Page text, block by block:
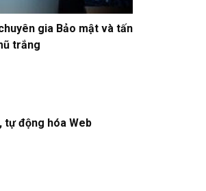
tượng nhất trên Galaxy Z
quá đãaa
gia Bảo mật và tấn
trắng
tự động hóa Web